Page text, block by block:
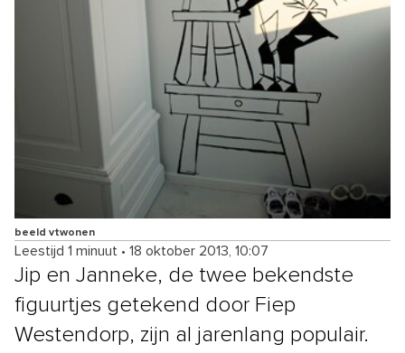
beeld vtwonen
Leestijd 1 minuut • 18 oktober 2013, 10:07
Jip en Janneke, de twee bekendste
figuurtjes getekend door Fiep
Westendorp, zijn al jarenlang populair.